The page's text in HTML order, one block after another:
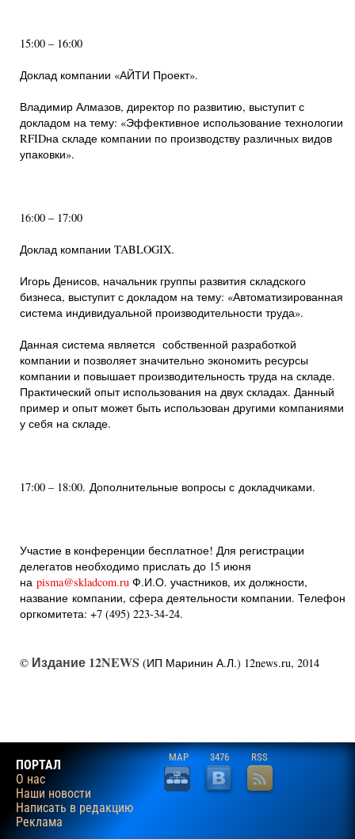
15:00 – 16:00
Доклад компании «АЙТИ Проект».
Владимир Алмазов, директор по развитию, выступит с
докладом на тему: «Эффективное использование технологии
RFIDна складе компании по производству различных видов
упаковки».
16:00 – 17:00
Доклад компании TABLOGIX.
Игорь Денисов, начальник группы развития складского
бизнеса, выступит с докладом на тему: «Автоматизированная
система индивидуальной производительности труда».
Данная система является собственной разработкой
компании и позволяет значительно экономить ресурсы
компании и повышает производительность труда на складе.
Практический опыт использования на двух складах. Данный
пример и опыт может быть использован другими компаниями
у себя на складе.
17:00 – 18:00. Дополнительные вопросы с докладчиками.
Участие в конференции бесплатное! Для регистрации
делегатов необходимо прислать до 15 июня
на pisma@skladcom.ru Ф.И.О. участников, их должности,
название компании, сфера деятельности компании. Телефон
оргкомитета: +7 (495) 223-34-24.
© Издание 12NEWS (ИП Маринин А.Л.) 12news.ru, 2014
ПОРТАЛ
О нас
Наши новости
Написать в редакцию
Реклама
MAP 3476 RSS